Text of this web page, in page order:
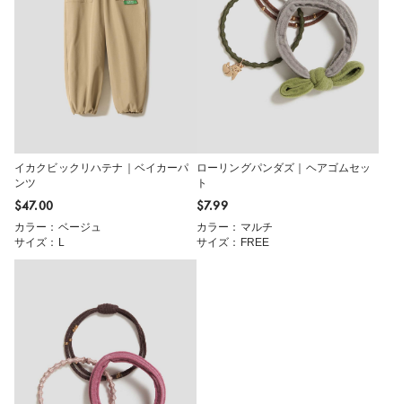
イカクビックリハテナ｜ベイカーパ
ンツ
$‌47.00
カラー：ベージュ
サイズ：L
ローリングパンダズ｜ヘアゴムセッ
ト
$‌7.99
カラー：マルチ
サイズ：FREE